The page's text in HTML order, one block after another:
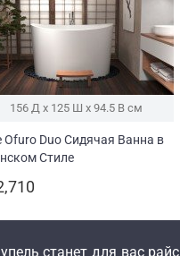
156 Д x 125 Ш x 94.5 В см
Ofuro Duo Сидячая Ванна в
Стиле
станет для вас